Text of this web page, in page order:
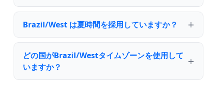
Brazil/West は夏時間を採用していますか？
どの国がBrazil/Westタイムゾーンを使用して
いますか？